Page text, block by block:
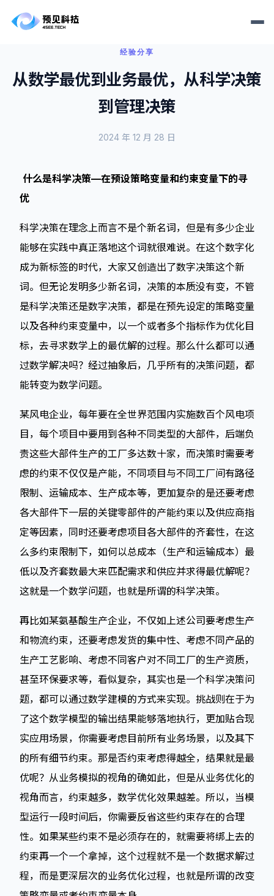
经验分享
从数学最优到业务最优，从科学决策
到管理决策
2024 年 12 月 28 日
什么是科学决策—在预设策略变量和约束变量下的寻
优
科学决策在理念上而言不是个新名词，但是有多少企业
能够在实践中真正落地这个词就很难说。在这个数字化
成为新标签的时代，大家又创造出了数字决策这个新
词。但无论发明多少新名词，决策的本质没有变，不管
是科学决策还是数字决策，都是在预先设定的策略变量
以及各种约束变量中，以一个或者多个指标作为优化目
标，去寻求数学上的最优解的过程。那么什么都可以通
过数学解决吗？经过抽象后，几乎所有的决策问题，都
能转变为数学问题。
某风电企业，每年要在全世界范围内实施数百个风电项
目，每个项目中要用到各种不同类型的大部件，后端负
责这些大部件生产的工厂多达数十家，而决策时需要考
虑的约束不仅仅是产能，不同项目与不同工厂间有路径
限制、运输成本、生产成本等，更加复杂的是还要考虑
各大部件下一层的关键零部件的产能约束以及供应商指
定等因素，同时还要考虑项目各大部件的齐套性，在这
么多约束限制下，如何以总成本（生产和运输成本）最
低以及齐套数最大来匹配需求和供应并求得最优解呢？
这就是一个数学问题，也就是所谓的科学决策。
再比如某氨基酸生产企业，不仅如上述公司要考虑生产
和物流约束，还要考虑发货的集中性、考虑不同产品的
生产工艺影响、考虑不同客户对不同工厂的生产资质，
甚至环保要求等，看似复杂，其实也是一个科学决策问
题，都可以通过数学建模的方式来实现。挑战则在于为
了这个数学模型的输出结果能够落地执行，更加贴合现
实应用场景，你需要考虑目前所有业务场景，以及其下
的所有细节约束。那是否约束考虑得越全，结果就是最
优呢？从业务模拟的视角的确如此，但是从业务优化的
视角而言，约束越多，数学优化效果越差。所以，当模
型运行一段时间后，你需要反省这些约束存在的合理
性。如果某些约束不是必须存在的，就需要将绑上去的
约束再一个一个拿掉，这个过程就不是一个数据求解过
程，而是更深层次的业务优化过程，也就是所谓的改变